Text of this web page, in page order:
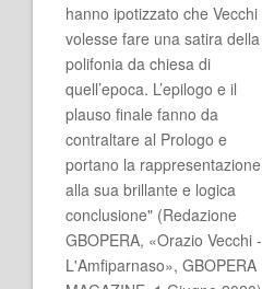
hanno ipotizzato che Vecchi
volesse fare una satira della
polifonia da chiesa di
quell’epoca. L’epilogo e il
plauso finale fanno da
contraltare al Prologo e
portano la rappresentazione
alla sua brillante e logica
conclusione" (Redazione
GBOPERA, «Orazio Vecchi -
L'Amfiparnaso», GBOPERA